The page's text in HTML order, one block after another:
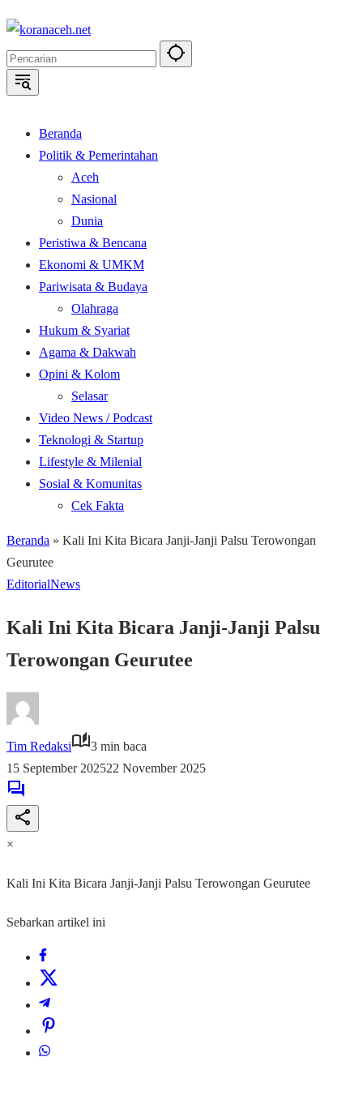
Langsung
konten
Beranda
Politik & Pemerintahan
Aceh
Nasional
Dunia
Peristiwa & Bencana
Ekonomi & UMKM
Pariwisata & Budaya
Olahraga
Hukum & Syariat
Agama & Dakwah
Opini & Kolom
Selasar
Video News / Podcast
Teknologi & Startup
Lifestyle & Milenial
Sosial & Komunitas
Cek Fakta
Beranda » Kali Ini Kita Bicara Janji-Janji Palsu Terowongan
Geurutee
EditorialNews
Kali Ini Kita Bicara Janji-Janji Palsu
Terowongan Geurutee
Tim Redaksi
3 min baca
15 September 202522 November 2025
×
Kali Ini Kita Bicara Janji-Janji Palsu Terowongan Geurutee
Sebarkan artikel ini